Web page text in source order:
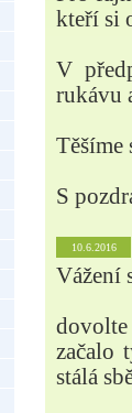
kteří si
V
rukávu
Těšíme
S
10.6.2016
Vážení
začalo
stálá